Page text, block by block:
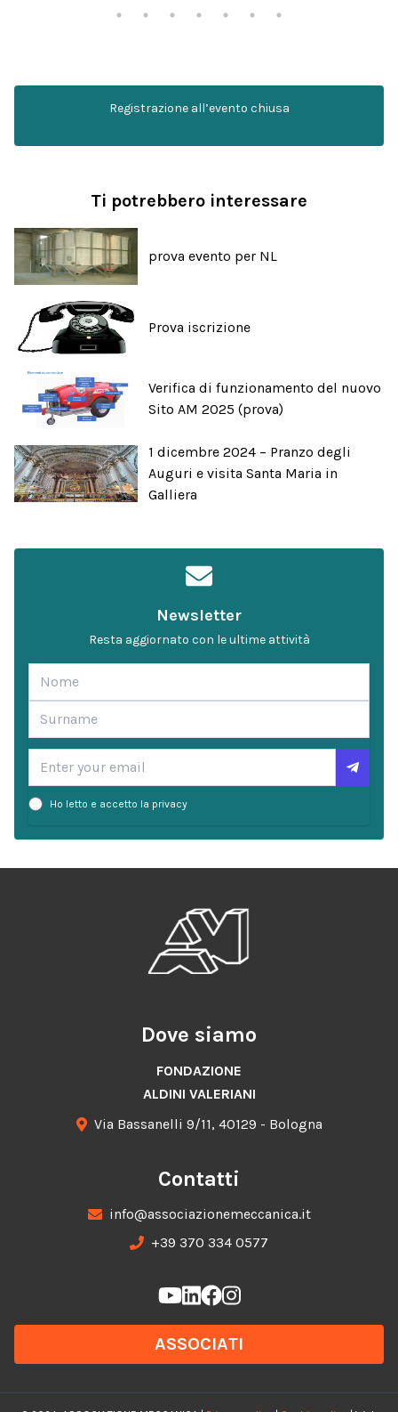
Registrazione all’evento chiusa
Ti potrebbero interessare
prova evento per NL
Prova iscrizione
Verifica di funzionamento del nuovo
Sito AM 2025 (prova)
1 dicembre 2024 – Pranzo degli
Auguri e visita Santa Maria in
Galliera
Newsletter
Resta aggiornato con le ultime attività
Ho letto e accetto la privacy
Dove siamo
FONDAZIONE
ALDINI VALERIANI
Via Bassanelli 9/11, 40129 - Bologna
Contatti
info@associazionemeccanica.it
+39 370 334 0577
ASSOCIATI